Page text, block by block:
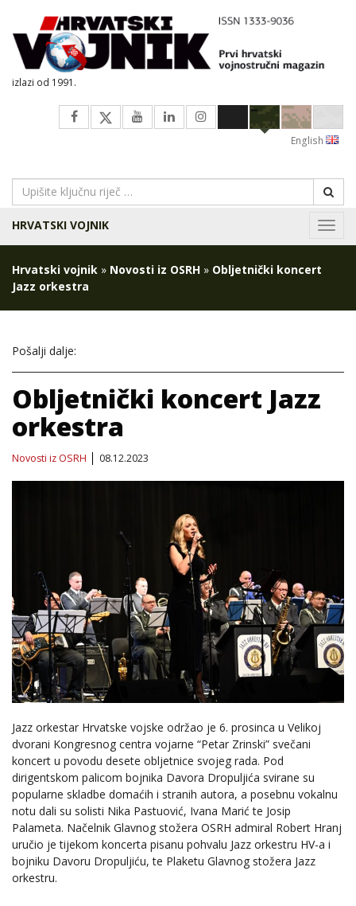
izlazi od 1991.
English
HRVATSKI VOJNIK
Hrvatski vojnik » Novosti iz OSRH » Obljetnički koncert
Jazz orkestra
Pošalji dalje:
Obljetnički koncert Jazz
orkestra
Novosti iz OSRH 08.12.2023
Jazz orkestar Hrvatske vojske održao je 6. prosinca u Velikoj
dvorani Kongresnog centra vojarne “Petar Zrinski” svečani
koncert u povodu desete obljetnice svojeg rada. Pod
dirigentskom palicom bojnika Davora Dropuljića svirane su
popularne skladbe domaćih i stranih autora, a posebnu vokalnu
notu dali su solisti Nika Pastuović, Ivana Marić te Josip
Palameta. Načelnik Glavnog stožera OSRH admiral Robert Hranj
uručio je tijekom koncerta pisanu pohvalu Jazz orkestru HV-a i
bojniku Davoru Dropuljiću, te Plaketu Glavnog stožera Jazz
orkestru.